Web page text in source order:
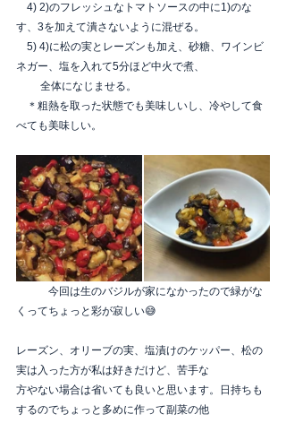
4) 2)のフレッシュなトマトソースの中に1)のな
す、3を加えて潰さないように混ぜる。
5) 4)に松の実とレーズンも加え、砂糖、ワインビ
ネガー、塩を入れて5分ほど中火で煮、
全体になじませる。
＊粗熱を取った状態でも美味しいし、冷やして食
べても美味しい。
今回は生のバジルが家になかったので緑がな
くってちょっと彩が寂しい😅
レーズン、オリーブの実、塩漬けのケッパー、松の
実は入った方が私は好きだけど、苦手な
方やない場合は省いても良いと思います。日持ちも
するのでちょっと多めに作って副菜の他